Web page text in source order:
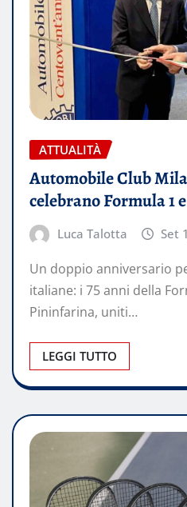
ATTUALITÀ
Automobile Club
celebrano Formula 1
Luca Talotta Set
Un doppio anniversario
italiane: i 75 anni della
Pininfarina, uniti…
LEGGI TUTTO